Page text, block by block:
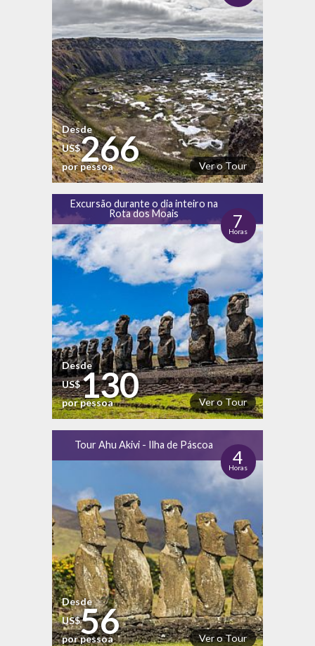
Ver o Tour
Desde
US$266
por pessoa
Excursão durante o dia inteiro na
Rota dos Moais
7
Horas
Ver o Tour
Desde
US$130
por pessoa
Tour Ahu Akivi - Ilha de Páscoa
4
Horas
Ver o Tour
Desde
US$56
por pessoa